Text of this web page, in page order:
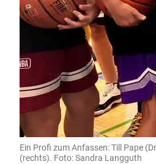
Ein Profi zum Anfassen: Till Pape
(rechts). Foto: Sandra Langguth